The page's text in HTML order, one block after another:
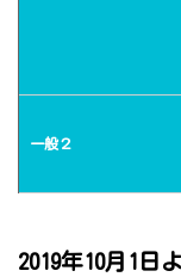
一般２
2019年10月1日